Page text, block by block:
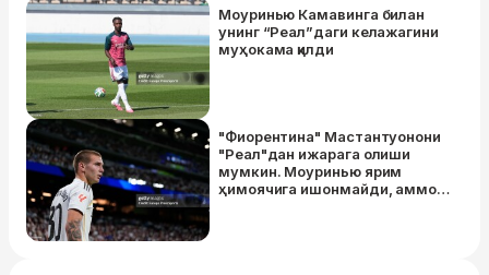
Моуринью Камавинга билан
унинг “Реал”даги келажагини
муҳокама қилди
"Фиорентина" Мастантуонони
"Реал"дан ижарага олиши
мумкин. Моуринью ярим
ҳимоячига ишонмайди, аммо